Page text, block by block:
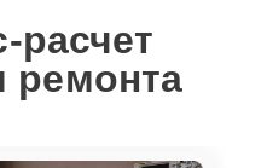
расчет
ремонта